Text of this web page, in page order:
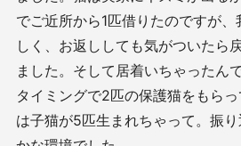
でご近所から1匹借りたのですが
しく、お返ししても気がついたら
ました。そして居着いちゃったん
タイミングで2匹の保護猫をもら
は子猫が5匹生まれちゃって。振